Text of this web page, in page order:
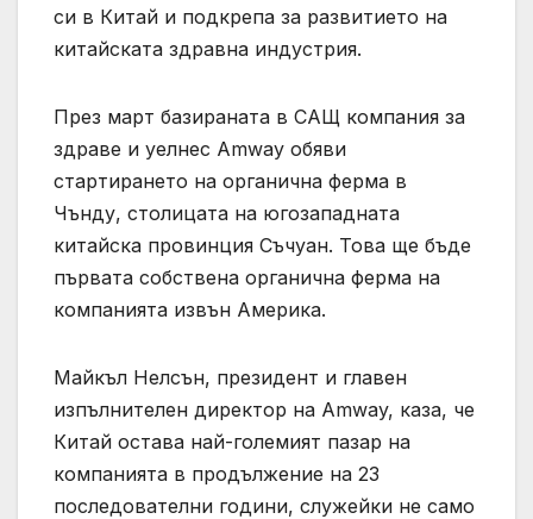
си в Китай и подкрепа за развитието на
китайската здравна индустрия.
През март базираната в САЩ компания за
здраве и уелнес Amway обяви
стартирането на органична ферма в
Чънду, столицата на югозападната
китайска провинция Съчуан. Това ще бъде
първата собствена органична ферма на
компанията извън Америка.
Майкъл Нелсън, президент и главен
изпълнителен директор на Amway, каза, че
Китай остава най-големият пазар на
компанията в продължение на 23
последователни години, служейки не само